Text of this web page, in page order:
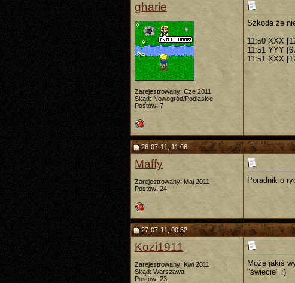
gharie
Zarejestrowany: Cze 2011
Skąd: Nowogród/Podlaskie
Postów: 7
Szkoda że
11:50 XXX
11:51 YYY
11:51 XXX
26-07-11, 11:06
Maffy
Zarejestrowany: Maj 2011
Postów: 24
Poradnik o
27-07-11, 00:32
Kozi1911
Zarejestrowany: Kwi 2011
Skąd: Warszawa
Postów: 23
Może jakiś
"świecie" :)